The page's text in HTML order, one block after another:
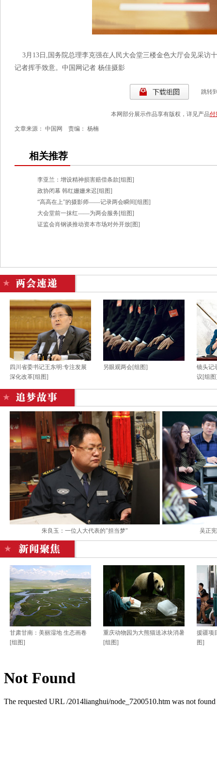
3月13日,国务院总理李克强在人民大会堂三楼金色大厅会见采访
记者挥手致意。中国网记者 杨佳摄影
跳转
本网部分展示作品享有版权，详见产品付
文章来源： 中国网 责编： 杨楠
相关推荐
李亚兰：增设精神损害赔偿条款[组图]
政协闭幕 韩红姗姗来迟[组图]
“高高在上”的摄影师——记录两会瞬间[组图]
大会堂前一抹红——为两会服务[组图]
证监会肖钢谈推动资本市场对外开放[图]